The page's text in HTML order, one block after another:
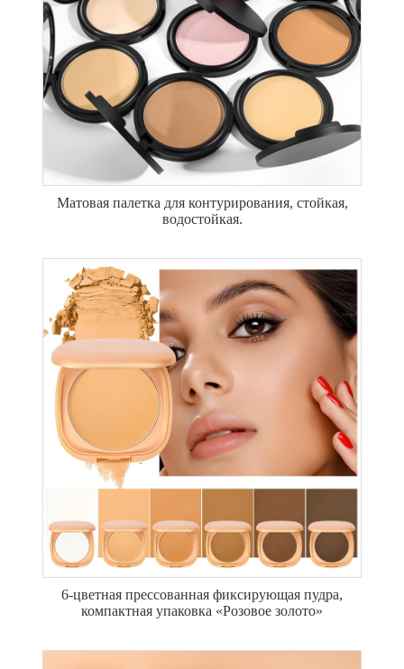
Матовая палетка для контурирования, стойкая,
водостойкая.
6-цветная прессованная фиксирующая пудра,
компактная упаковка «Розовое золото»